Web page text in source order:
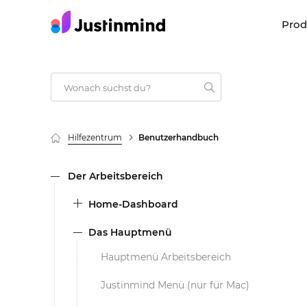
Hilfezentrum Benutzerhandbuch
Der Arbeitsbereich
Home-Dashboard
Das Hauptmenü
Hauptmenü Arbeitsbereich
Justinmind Menü (nur für Mac)